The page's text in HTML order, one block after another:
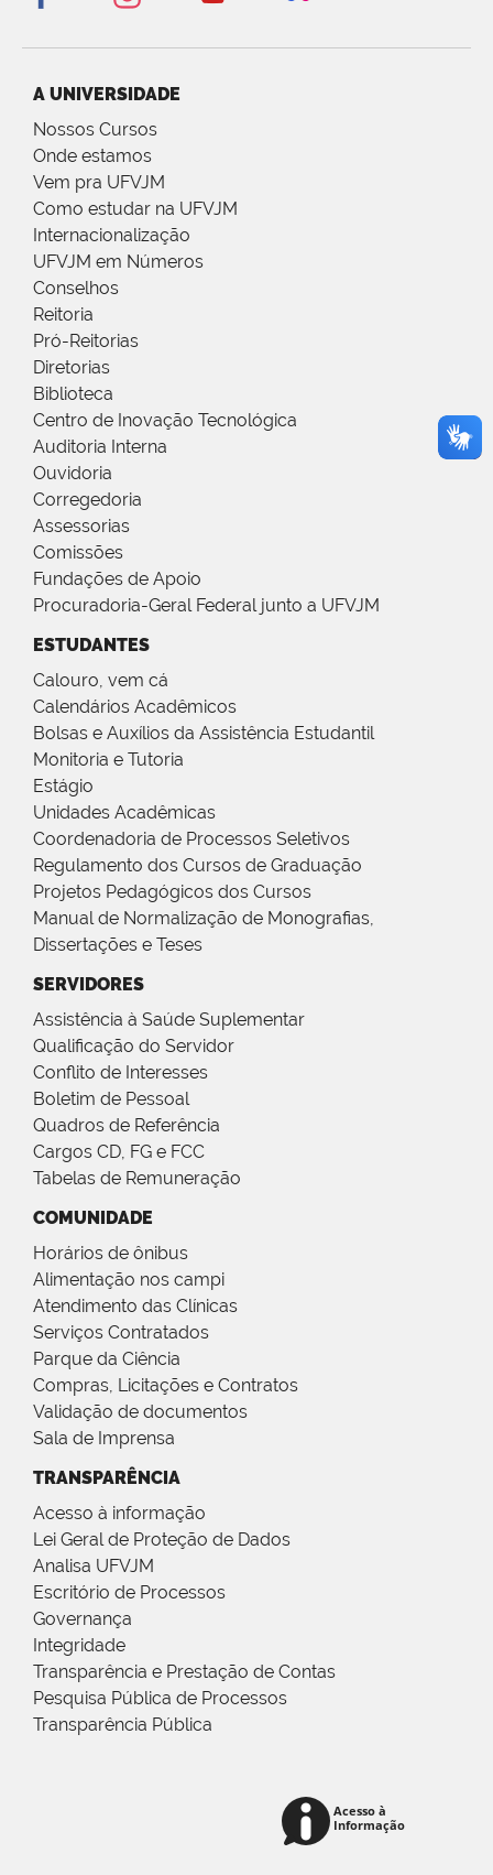
A UNIVERSIDADE
Nossos Cursos
Onde estamos
Vem pra UFVJM
Como estudar na UFVJM
Internacionalização
UFVJM em Números
Conselhos
Reitoria
Pró-Reitorias
Diretorias
Biblioteca
Centro de Inovação Tecnológica
Auditoria Interna
Ouvidoria
Corregedoria
Assessorias
Comissões
Fundações de Apoio
Procuradoria-Geral Federal junto a UFVJM
ESTUDANTES
Calouro, vem cá
Calendários Acadêmicos
Bolsas e Auxílios da Assistência Estudantil
Monitoria e Tutoria
Estágio
Unidades Acadêmicas
Coordenadoria de Processos Seletivos
Regulamento dos Cursos de Graduação
Projetos Pedagógicos dos Cursos
Manual de Normalização de Monografias,
Dissertações e Teses
SERVIDORES
Assistência à Saúde Suplementar
Qualificação do Servidor
Conflito de Interesses
Boletim de Pessoal
Quadros de Referência
Cargos CD, FG e FCC
Tabelas de Remuneração
COMUNIDADE
Horários de ônibus
Alimentação nos campi
Atendimento das Clínicas
Serviços Contratados
Parque da Ciência
Compras, Licitações e Contratos
Validação de documentos
Sala de Imprensa
TRANSPARÊNCIA
Acesso à informação
Lei Geral de Proteção de Dados
Analisa UFVJM
Escritório de Processos
Governança
Integridade
Transparência e Prestação de Contas
Pesquisa Pública de Processos
Transparência Pública